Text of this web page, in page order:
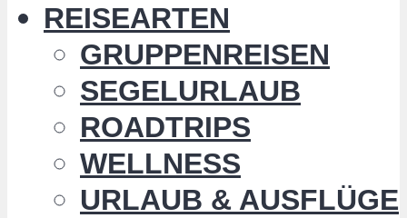
REISEARTEN
GRUPPENREISEN
SEGELURLAUB
ROADTRIPS
WELLNESS
URLAUB & AUSFLÜGE